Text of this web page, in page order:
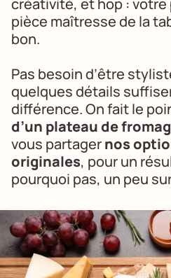
créativité, et hop :
pièce maîtresse de la
bon.
Pas besoin d’être
quelques détails
différence. On fait le
d’un plateau de
vous partagernos
originales, pour un
pourquoi pas, un peu